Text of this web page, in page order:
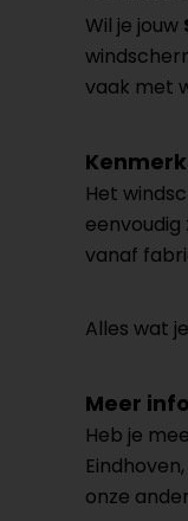
Wil je jouw
vaak met
Het
vanaf
Alles wat
Meer
Heb je
onze